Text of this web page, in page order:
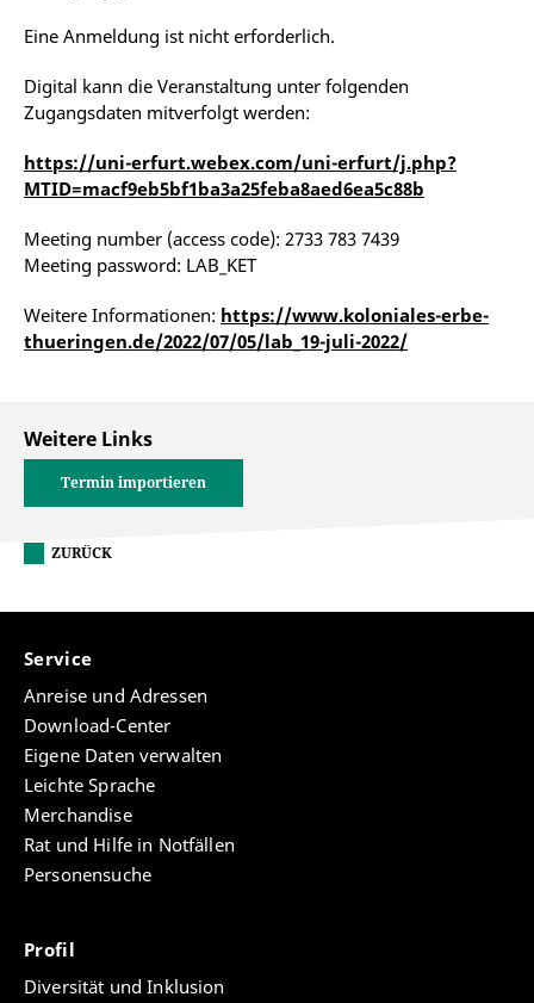
Eine Anmeldung ist nicht erforderlich.
Digital kann die Veranstaltung unter folgenden
Zugangsdaten mitverfolgt werden:
https://uni-erfurt.webex.com/uni-erfurt/j.php?
MTID=macf9eb5bf1ba3a25feba8aed6ea5c88b
Meeting number (access code): 2733 783 7439
Meeting password: LAB_KET
Weitere Informationen: https://www.koloniales-erbe-
thueringen.de/2022/07/05/lab_19-juli-2022/
Weitere Links
Termin importieren
ZURÜCK
Service
Anreise und Adressen
Download-Center
Eigene Daten verwalten
Leichte Sprache
Merchandise
Rat und Hilfe in Notfällen
Personensuche
Profil
Diversität und Inklusion